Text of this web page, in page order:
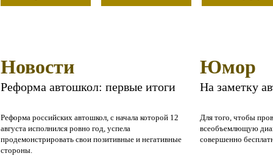
Новости
Реформа автошкол: первые итоги
Реформа российских автошкол, с начала которой 12
августа исполнился ровно год, успела
продемонстрировать свои позитивные и негативные
стороны.
Юмор
На заметку
Для того, чтобы
всеобъемлющую
совершенно